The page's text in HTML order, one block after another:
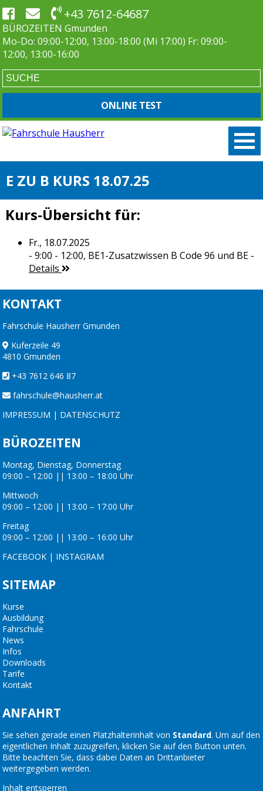
+43 7612-64687
BÜROZEITEN Gmunden
Mo-Do: 09:00-12:00, 13:00-18:00 (Mi 17:00) Fr: 09:00-
12:00, 13:00-16:00
ONLINE TEST
E ZU B KURS 18.07.25
Kurs-Übersicht für:
Fr., 18.07.2025
- 9:00 - 12:00, BE1-Zusatzwissen B Code 96 und BE-
Details
KONTAKT
Fahrschule Hausherr Gmunden
Kuferzeile 49
4810 Gmunden
+43 7612 646 87
fahrschule@hausherr.at
IMPRESSUM | DATENSCHUTZ
BÜROZEITEN
Montag, Dienstag, Donnerstag
09:00 – 12:00 || 13:00 – 18:00 Uhr
Mittwoch
09:00 – 12:00 || 13:00 – 17:00 Uhr
Freitag
09:00 – 12:00 || 13:00 – 16:00 Uhr
FACEBOOK | INSTAGRAM
SITEMAP
Kurse
Ausbildung
Fahrschule
News
Infos
Downloads
Tarife
Kontakt
ANFAHRT
Sie sehen gerade einen Platzhalterinhalt von Standard. Um auf den
eigentlichen Inhalt zuzugreifen, klicken Sie auf den Button unten.
Bitte beachten Sie, dass dabei Daten an Drittanbieter
weitergegeben werden.
Inhalt entsperren